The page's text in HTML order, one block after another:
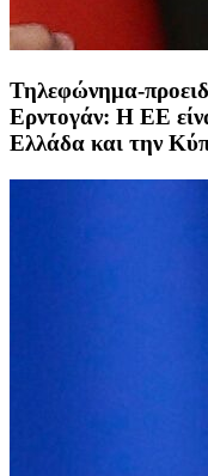
Τηλεφώνημα-
Ερντογάν: Η ΕΕ
Ελλάδα και την